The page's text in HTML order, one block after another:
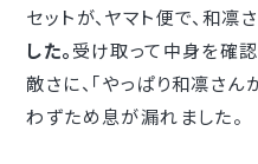
セットが、ヤマト便で、和凛
した。 受け取って中身を確
敵さに、｢やっぱり和凛さん
わずため息が漏れました。